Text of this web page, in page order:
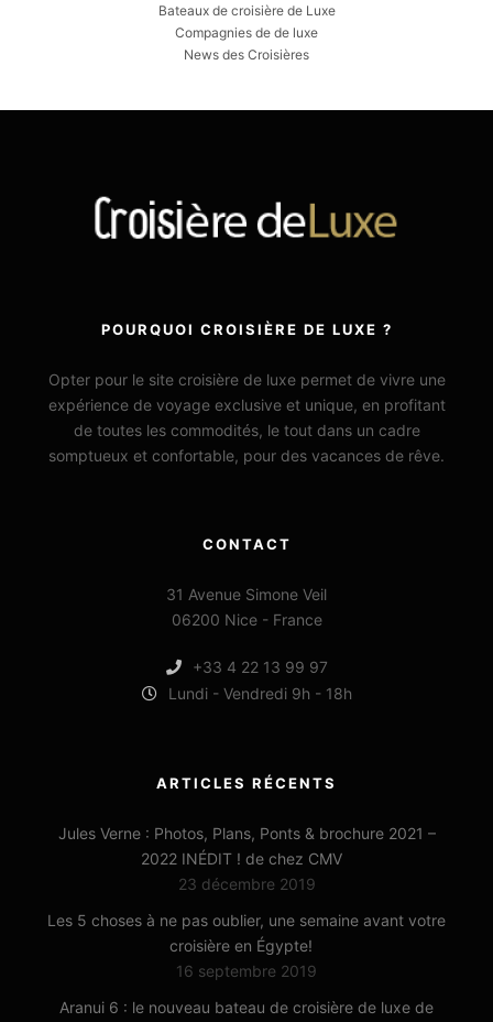
Bateaux de croisière de Luxe
Compagnies de de luxe
News des Croisières
POURQUOI CROISIÈRE DE LUXE ?
Opter pour le site croisière de luxe permet de vivre une
expérience de voyage exclusive et unique, en profitant
de toutes les commodités, le tout dans un cadre
somptueux et confortable, pour des vacances de rêve.
CONTACT
31 Avenue Simone Veil
06200 Nice - France
+33 4 22 13 99 97
Lundi - Vendredi 9h - 18h
ARTICLES RÉCENTS
Jules Verne : Photos, Plans, Ponts & brochure 2021 –
2022 INÉDIT ! de chez CMV
23 décembre 2019
Les 5 choses à ne pas oublier, une semaine avant votre
croisière en Égypte!
16 septembre 2019
Aranui 6 : le nouveau bateau de croisière de luxe de